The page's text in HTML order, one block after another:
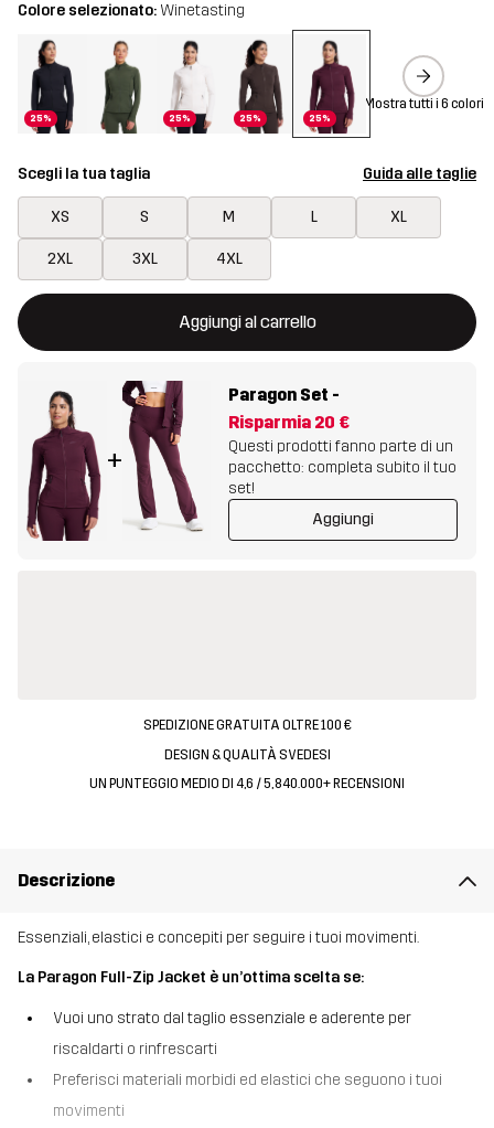
Colore selezionato: Winetasting
25% 25% 25% 25%
Mostra tutti i 6 colori
Scegli la tua taglia Guida alle taglie
XS S M L XL
2XL 3XL 4XL
Aggiungi al carrello
Questo tasto aprirà una finestra modale per confermare un
{{size}} non disponibile
+
Paragon Set -
Risparmia 20 €
Questi prodotti fanno parte di un
pacchetto: completa subito il tuo
set!
Aggiungi
SPEDIZIONE GRATUITA OLTRE 100 €
DESIGN & QUALITÀ SVEDESI
UN PUNTEGGIO MEDIO DI 4,6 / 5, 840.000+ RECENSIONI
Descrizione
Essenziali, elastici e concepiti per seguire i tuoi movimenti.
La Paragon Full-Zip Jacket è un’ottima scelta se:
Vuoi uno strato dal taglio essenziale e aderente per
riscaldarti o rinfrescarti
Preferisci materiali morbidi ed elastici che seguono i tuoi
movimenti